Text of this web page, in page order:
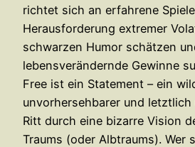
richtet sich an erfahrene
Herausforderung extremer
schwarzen Humor schätzen
lebensverändernde Gewinne
Free ist ein Statement – ein
unvorhersehbarer und
Ritt durch eine bizarre Vision
Traums (oder Albtraums). Wer